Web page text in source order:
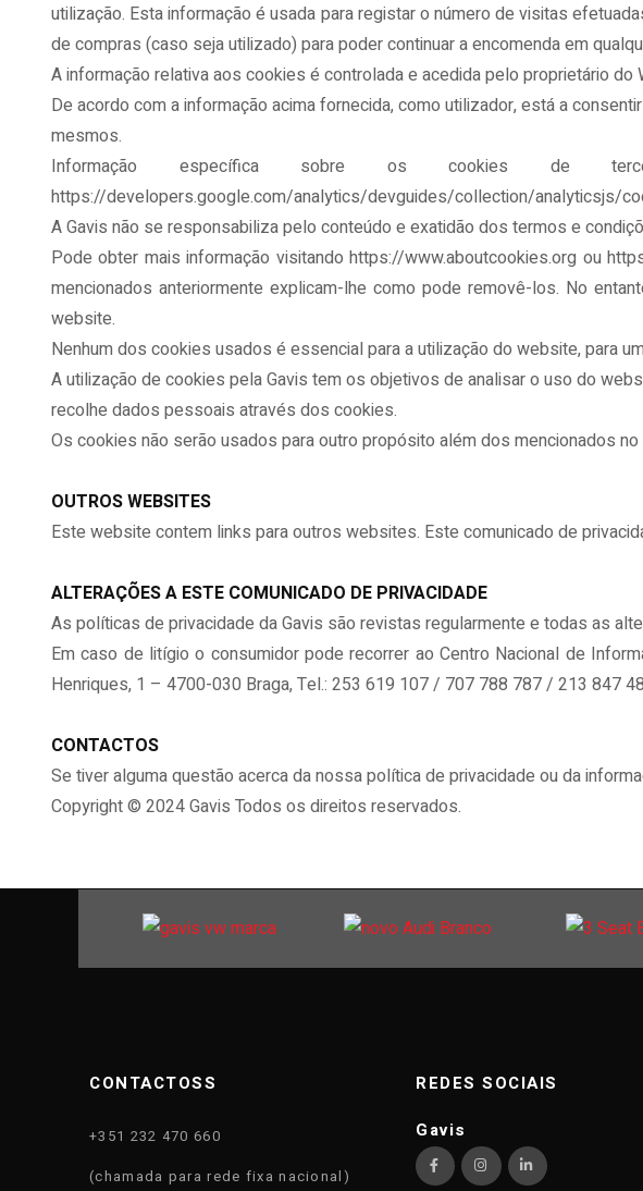
utilização. Esta informação é usada para registar o número de visitas
de compras (caso seja utilizado) para poder continuar a encomenda em
A informação relativa aos cookies é controlada e acedida pelo proprietário do
De acordo com a informação acima fornecida, como utilizador, está a
mesmos.
Informação específica sobre os cookies de
https://developers.google.com/analytics/devguides/collection/analyticsjs/
A Gavis não se responsabiliza pelo conteúdo e exatidão dos termos e
Pode obter mais informação visitando https://www.aboutcookies.org ou
mencionados anteriormente explicam-lhe como pode removê-los. No
website.
Nenhum dos cookies usados é essencial para a utilização do website, para
A utilização de cookies pela Gavis tem os objetivos de analisar o uso do
recolhe dados pessoais através dos cookies.
Os cookies não serão usados para outro propósito além dos mencionados no
OUTROS WEBSITES
Este website contem links para outros websites. Este comunicado de
ALTERAÇÕES A ESTE COMUNICADO DE PRIVACIDADE
As políticas de privacidade da Gavis são revistas regularmente e todas as
Em caso de litígio o consumidor pode recorrer ao Centro Nacional de
Henriques, 1 – 4700-030 Braga, Tel.: 253 619 107 / 707 788 787 / 213 847
CONTACTOS
Se tiver alguma questão acerca da nossa política de privacidade ou da
Copyright © 2024 Gavis Todos os direitos reservados.
CONTACTOSS
+351 232 470 660
(chamada para rede fixa nacional)
REDES SOCIAIS
Gavis